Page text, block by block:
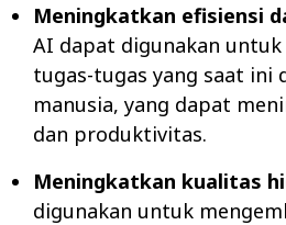
Meningkatkan efisiensi
AI dapat digunakan
tugas-tugas yang saat ini
manusia, yang dapat
dan produktivitas.
Meningkatkan kualitas
digunakan untuk